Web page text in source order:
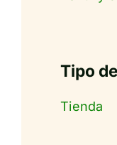
Tipo
Tienda